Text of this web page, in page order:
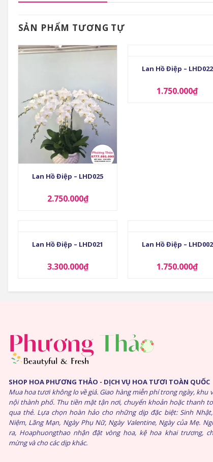
SẢN PHẨM TƯƠNG TỰ
Lan Hồ Điệp – LHD025
2.750.000₫
Lan Hồ Điệp – LHD022
1.750.000₫
Lan Hồ Điệp – LHD021
3.300.000₫
Lan Hồ Điệp – LHD002
1.750.000₫
SHOP HOA PHƯƠNG THẢO - DỊCH VỤ HOA TƯƠI TOÀN QUỐC
Mua hoa tươi không lo về giá. Giao hàng miễn phí trong ngày, khu
nội thành phố. Thu tiền mặt tận nơi, chuyển khoản hoặc thanh
qua thẻ. Lựa chọn hoàn hảo cho những dịp đặc biệt: Sinh
Niệm, Lãng Mạn, Ngày Phụ Nữ, Ngày Valentine, Ngày của Mẹ.
ra, Hoaphuongthao nhận đặt vòng hoa, kệ hoa khai trương,
mừng và cho các dịp khác.